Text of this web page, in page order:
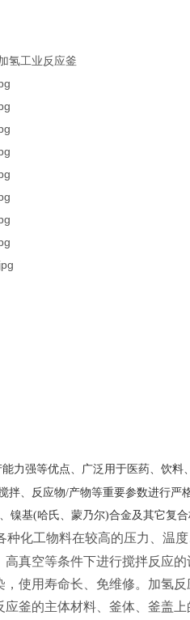
力强等优点、广泛用于医药、饮料
拌、反应物/产物等重要参数进行严
基(哈氏、蒙乃尔)合金及其它复
种化工物料在较高的压力、温
真空等条件下进行搅拌反应
使用寿命长、免维修。加氢
釜的主体材料、釜体、釜盖